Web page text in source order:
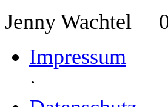
Jenny Wachtel
Impressum
·